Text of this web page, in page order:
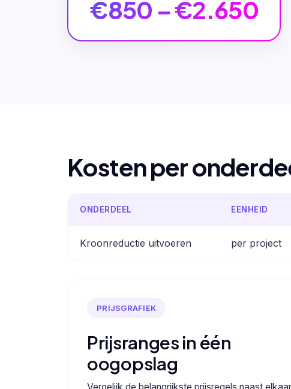
€850 – €2.650
Kosten per
ONDERDEEL EENHEID
Kroonreductie uitvoeren per project
PRIJSGRAFIEK
Prijsranges in één
oogopslag